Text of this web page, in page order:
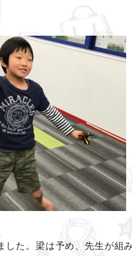
た。梁は予め、先生が組